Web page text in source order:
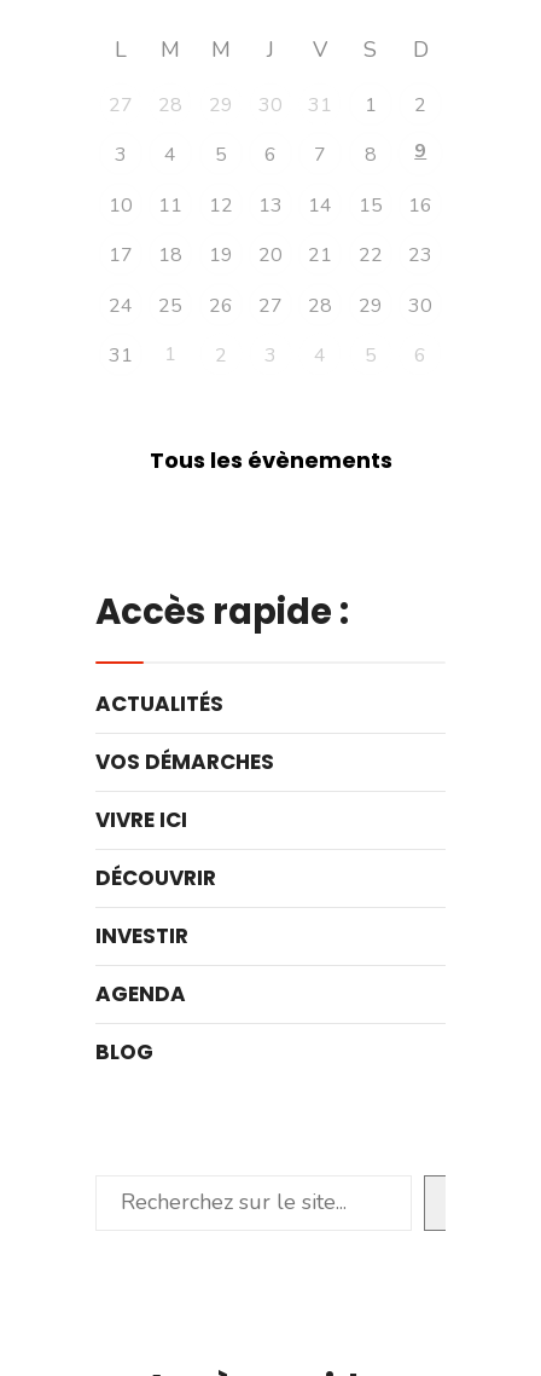
L M M J V S D
27 28 29 30 31 1
2
3
4 5 6 7 8 9
10 11 12 13 14 15
16
17
18 19 20 21 22
23
24
25 26 27 28 29
30
31
1 2 3 4 5 6
Tous les évènements
Accès rapide :
ACTUALITÉS
VOS DÉMARCHES
VIVRE ICI
DÉCOUVRIR
INVESTIR
AGENDA
BLOG
Rechercher